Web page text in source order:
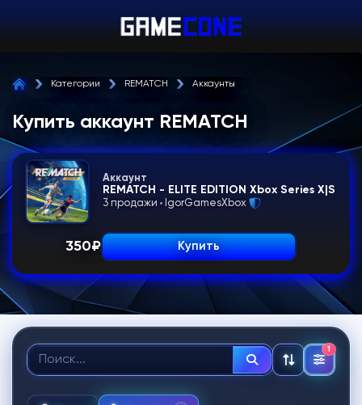
Категории REMATCH Аккаунты
Купить аккаунт REMATCH
Аккаунт
REMATCH - ELITE EDITION Xbox Series X|S
3 продажи IgorGamesXbox
350₽ Купить
1